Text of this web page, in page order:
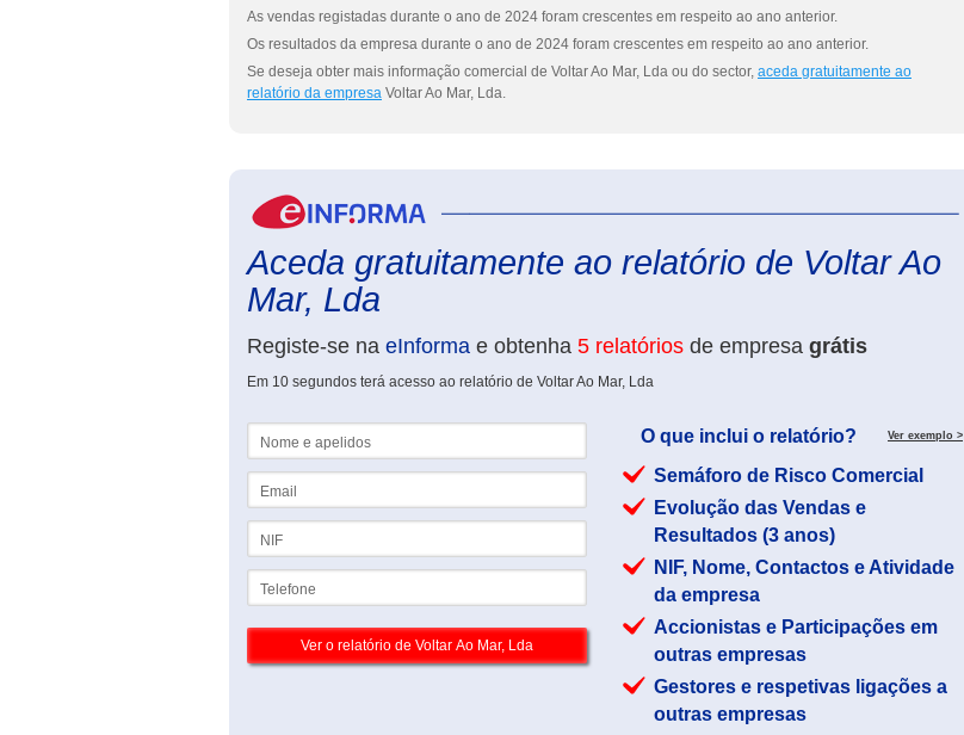
As vendas registadas durante o ano de 2024 foram crescentes em respeito ao ano anterior.
Os resultados da empresa durante o ano de 2024 foram crescentes em respeito ao ano anterior.
Se deseja obter mais informação comercial de Voltar Ao Mar, Lda ou do sector, aceda gratuitamente ao
relatório da empresa Voltar Ao Mar, Lda.
Aceda gratuitamente ao relatório de Voltar Ao
Mar, Lda
Registe-se na eInforma e obtenha 5 relatórios de empresa grátis
Em 10 segundos terá acesso ao relatório de Voltar Ao Mar, Lda
O que inclui o relatório? Ver exemplo >
Semáforo de Risco Comercial
Evolução das Vendas e
Resultados (3 anos)
NIF, Nome, Contactos e Atividade
da empresa
Accionistas e Participações em
outras empresas
Gestores e respetivas ligações a
outras empresas